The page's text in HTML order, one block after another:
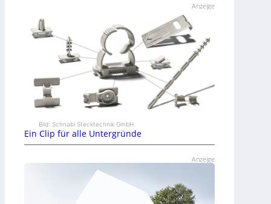
Anzeige
Bild: Schnabl Stecktechnik GmbH
Ein Clip für alle Untergründe
Anzeige